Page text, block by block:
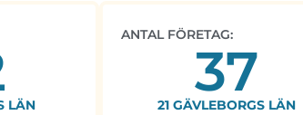
LÄN
ANTAL FÖRETAG:
37
21 GÄVLEBORGS LÄN